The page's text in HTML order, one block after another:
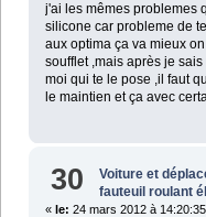
j'ai les mêmes problemes
silicone car probleme de
aux optima ça va mieux
soufflet ,mais après je
moi qui te le pose ,il faut
le maintien et ça avec
30 Voiture et
fauteuil roulant
« le: 24 mars 2012 à